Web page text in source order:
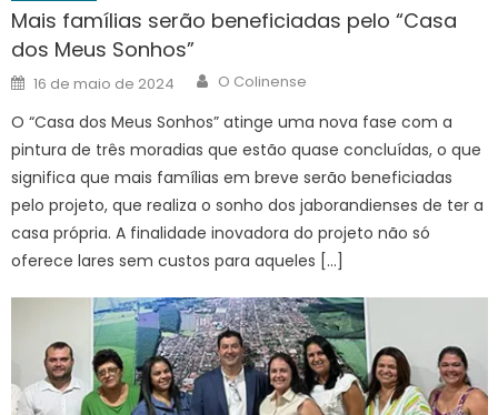
Mais famílias serão beneficiadas pelo “Casa
dos Meus Sonhos”
Posted
on
16 de maio de 2024 Author
O Colinense
O “Casa dos Meus Sonhos” atinge uma nova fase com a
pintura de três moradias que estão quase concluídas, o que
significa que mais famílias em breve serão beneficiadas
pelo projeto, que realiza o sonho dos jaborandienses de ter a
casa própria. A finalidade inovadora do projeto não só
oferece lares sem custos para aqueles […]